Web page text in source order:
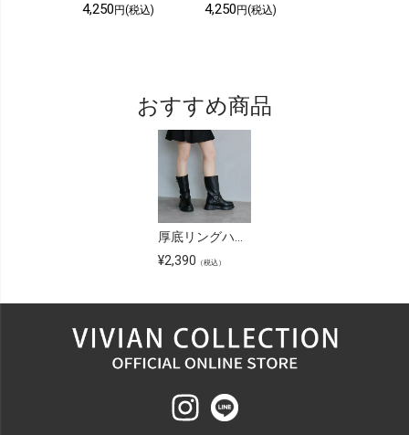
4,250 円(税込) 4,250 円(税込)
おすすめ商品
¥2,390 （税込）